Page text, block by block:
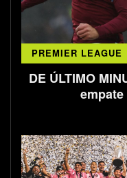
PREMIER LEAGUE
DE ÚLTIMO
empate